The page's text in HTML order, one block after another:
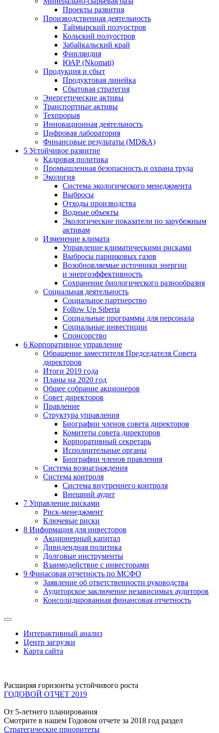
Проекты развития
Производственная деятельность
Таймырский полуостров
Кольский полуостров
Забайкальский край
Финляндия
ЮАР (Nkomati)
Продукция и сбыт
Продуктовая линейка
Сбытовая стратегия
Энергетические активы
Транспортные активы
Техпрорыв
Инновационная деятельность
Цифровая лаборатория
Финансовые результаты (MD&A)
5 Устойчивое развитие
Кадровая политика
Промышленная безопасность и охрана труда
Экология
Система экологического менеджмента
Выбросы
Отходы производства
Водные объекты
Экологические показатели по зарубежным
активам
Изменение климата
Управление климатическими рисками
Выбросы парниковых газов
Возобновляемые источники энергии
и энергоэффективность
Сохранение биологического разнообразия
Социальная деятельность
Социальное партнерство
Follow Up Siberia
Социальные программы для персонала
Социальные инвестиции
Спонсорство
6 Корпоративное управление
Обращение заместителя Председателя Совета
директоров
Итоги 2019 года
Планы на 2020 год
Общее собрание акционеров
Совет директоров
Правление
Структура управления
Биографии членов совета директоров
Комитеты совета директоров
Корпоративный секретарь
Исполнительные органы
Биографии членов правления
Система вознаграждения
Система контроля
Система внутреннего контроля
Внешний аудит
7 Управление рисками
Риск-менеджмент
Ключевые риски
8 Информация для инвесторов
Акционерный капитал
Дивидендная политика
Долговые инструменты
Взаимодействие с инвеcторами
9 Финасовая отчетность по МСФО
Заявление об ответственности руководства
Аудиторское заключение независимых аудиторов
Консолидированная финансовая отчетность
Интерактивный анализ
Центр загрузки
Карта сайта
Расширяя горизонты устойчивого роста
ГОДОВОЙ ОТЧЕТ 2019
От 5-летнего планирования
Смотрите в нашем Годовом отчете за 2018 год раздел
Стратегические приоритеты